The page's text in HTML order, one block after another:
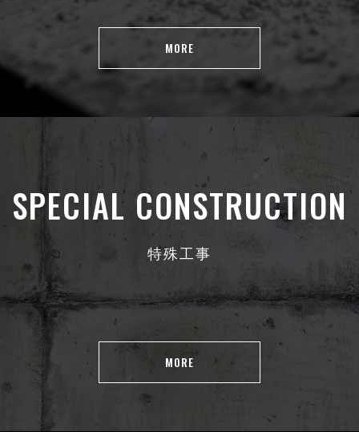
MORE
SPECIAL CONSTRUCTION
特殊工事
MORE